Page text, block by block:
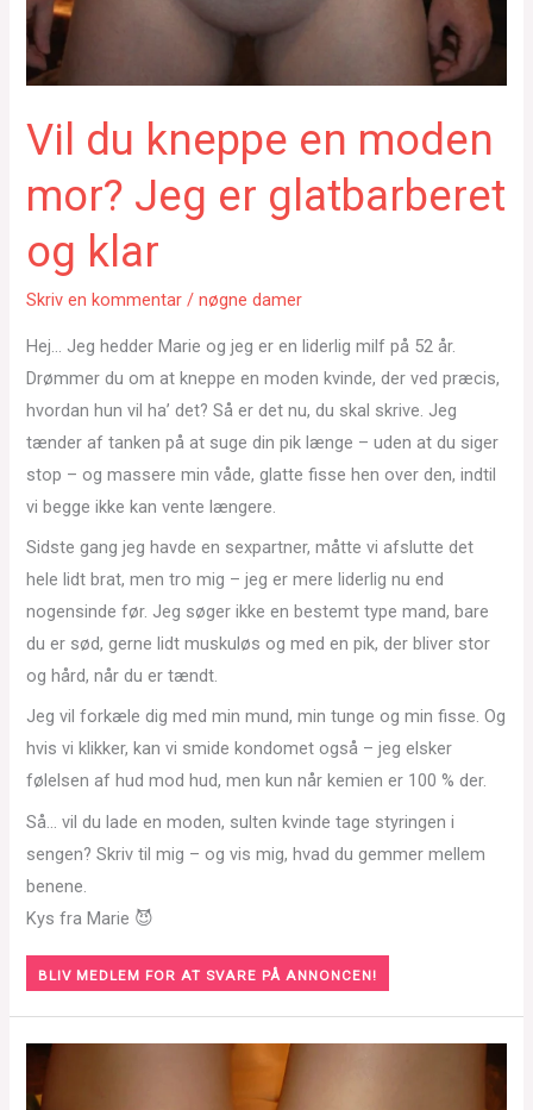
Vil du kneppe en moden
mor? Jeg er glatbarberet
og klar
Skriv en kommentar /nøgne damer
Hej… Jeg hedder Marie og jeg er en liderlig milf på 52 år.
Drømmer du om at kneppe en moden kvinde, der ved præcis,
hvordan hun vil ha’ det? Så er det nu, du skal skrive. Jeg
tænder af tanken på at suge din pik længe – uden at du siger
stop – og massere min våde, glatte fisse hen over den, indtil
vi begge ikke kan vente længere.
Sidste gang jeg havde en sexpartner, måtte vi afslutte det
hele lidt brat, men tro mig – jeg er mere liderlig nu end
nogensinde før. Jeg søger ikke en bestemt type mand, bare
du er sød, gerne lidt muskuløs og med en pik, der bliver stor
og hård, når du er tændt.
Jeg vil forkæle dig med min mund, min tunge og min fisse. Og
hvis vi klikker, kan vi smide kondomet også – jeg elsker
følelsen af hud mod hud, men kun når kemien er 100 % der.
Så… vil du lade en moden, sulten kvinde tage styringen i
sengen? Skriv til mig – og vis mig, hvad du gemmer mellem
benene.
Kys fra Marie 😈
BLIV MEDLEM FOR AT SVARE PÅ ANNONCEN!